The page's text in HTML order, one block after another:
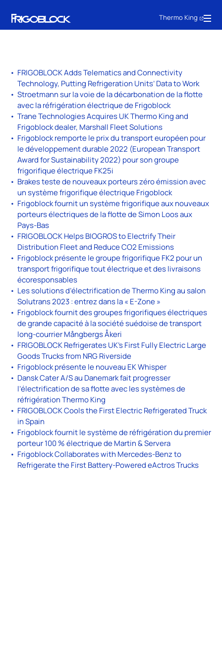
Thermo King
FRIGOBLOCK Adds Telematics and Connectivity
Technology, Putting Refrigeration Units’ Data to Work
Stroetmann sur la voie de la décarbonation de la flotte
avec la réfrigération électrique de Frigoblock
Trane Technologies Acquires UK Thermo King and
Frigoblock dealer, Marshall Fleet Solutions
Frigoblock remporte le prix du transport européen pour
le développement durable 2022 (European Transport
Award for Sustainability 2022) pour son groupe
frigorifique électrique FK25i
Brakes teste de nouveaux porteurs zéro émission avec
un système frigorifique électrique Frigoblock
Frigoblock fournit un système frigorifique aux nouveaux
porteurs électriques de la flotte de Simon Loos aux
Pays-Bas
FRIGOBLOCK Helps BIOGROS to Electrify Their
Distribution Fleet and Reduce CO2 Emissions
Frigoblock présente le groupe frigorifique FK2 pour un
transport frigorifique tout électrique et des livraisons
écoresponsables
Les solutions d’électrification de Thermo King au salon
Solutrans 2023 : entrez dans la « E-Zone »
Frigoblock fournit des groupes frigorifiques électriques
de grande capacité à la société suédoise de transport
long-courrier Mångbergs Åkeri
FRIGOBLOCK Refrigerates UK’s First Fully Electric Large
Goods Trucks from NRG Riverside
Frigoblock présente le nouveau EK Whisper
Dansk Cater A/S au Danemark fait progresser
l’électrification de sa flotte avec les systèmes de
réfrigération Thermo King
FRIGOBLOCK Cools the First Electric Refrigerated Truck
in Spain
Frigoblock fournit le système de réfrigération du premier
porteur 100 % électrique de Martin & Servera
Frigoblock Collaborates with Mercedes-Benz to
Refrigerate the First Battery-Powered eActros Trucks